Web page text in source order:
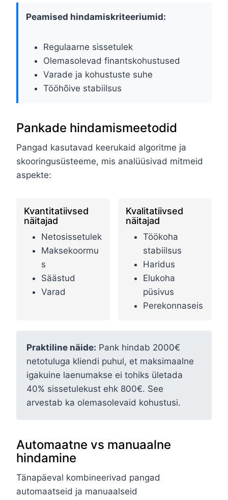
Peamised hindamiskriteeriumid:
Regulaarne sissetulek
Olemasolevad finantskohustused
Varade ja kohustuste suhe
Tööhõive stabiilsus
Pankade hindamismeetodid
Pangad kasutavad keerukaid algoritme ja
skooringusüsteeme, mis analüüsivad mitmeid
aspekte:
Kvantitatiivsed
näitajad
Netosissetulek
Maksekoormu
s
Säästud
Varad
Kvalitatiivsed
näitajad
Töökoha
stabiilsus
Haridus
Elukoha
püsivus
Perekonnaseis
Praktiline näide: Pank hindab 2000€
netotuluga kliendi puhul, et maksimaalne
igakuine laenumakse ei tohiks ületada
40% sissetulekust ehk 800€. See
arvestab ka olemasolevaid kohustusi.
Automaatne vs manuaalne
hindamine
Tänapäeval kombineerivad pangad
automaatseid ja manuaalseid